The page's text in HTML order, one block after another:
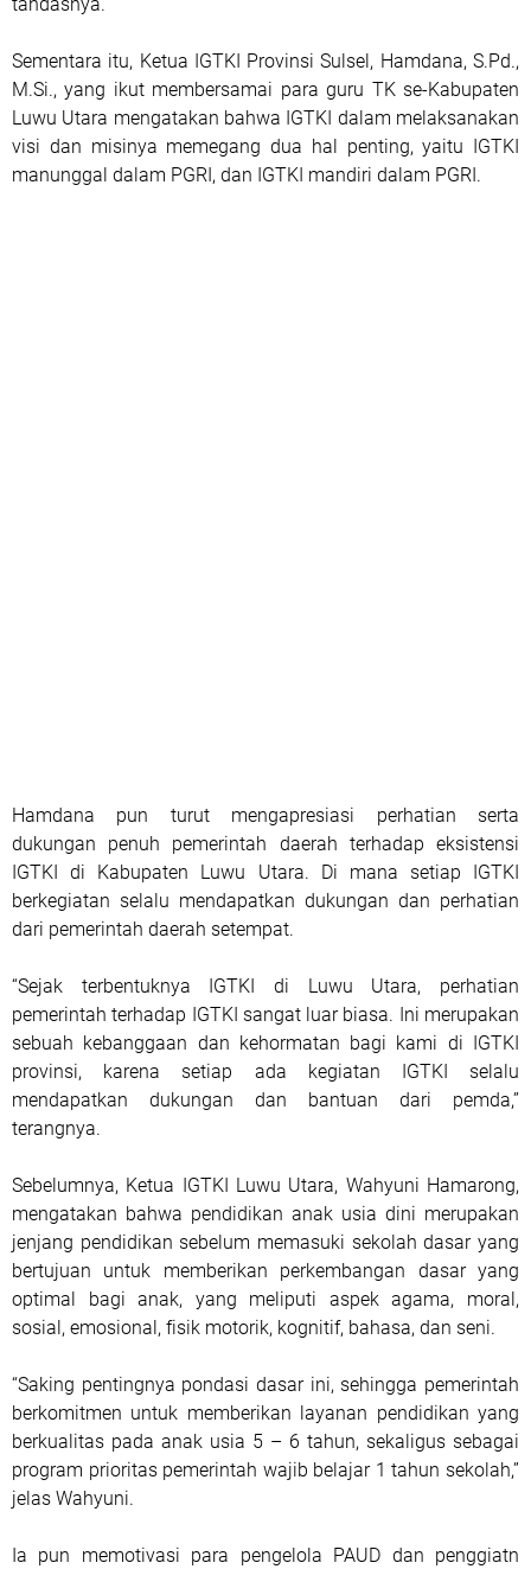
Sementara itu, Ketua IGTKI Provinsi Sulsel, Hamdana, S.Pd.,
M.Si., yang ikut membersamai para guru TK se-Kabupaten
Luwu Utara mengatakan bahwa IGTKI dalam melaksanakan
visi dan misinya memegang dua hal penting, yaitu IGTKI
manunggal dalam PGRI, dan IGTKI mandiri dalam PGRI.
Hamdana pun turut mengapresiasi perhatian serta
dukungan penuh pemerintah daerah terhadap eksistensi
IGTKI di Kabupaten Luwu Utara. Di mana setiap IGTKI
berkegiatan selalu mendapatkan dukungan dan perhatian
dari pemerintah daerah setempat.
“Sejak terbentuknya IGTKI di Luwu Utara, perhatian
pemerintah terhadap IGTKI sangat luar biasa. Ini merupakan
sebuah kebanggaan dan kehormatan bagi kami di IGTKI
provinsi, karena setiap ada kegiatan IGTKI selalu
mendapatkan dukungan dan bantuan dari pemda,”
terangnya.
Sebelumnya, Ketua IGTKI Luwu Utara, Wahyuni Hamarong,
mengatakan bahwa pendidikan anak usia dini merupakan
jenjang pendidikan sebelum memasuki sekolah dasar yang
bertujuan untuk memberikan perkembangan dasar yang
optimal bagi anak, yang meliputi aspek agama, moral,
sosial, emosional, fisik motorik, kognitif, bahasa, dan seni.
“Saking pentingnya pondasi dasar ini, sehingga pemerintah
berkomitmen untuk memberikan layanan pendidikan yang
berkualitas pada anak usia 5 – 6 tahun, sekaligus sebagai
program prioritas pemerintah wajib belajar 1 tahun sekolah,”
jelas Wahyuni.
Ia pun memotivasi para pengelola PAUD dan penggiatn